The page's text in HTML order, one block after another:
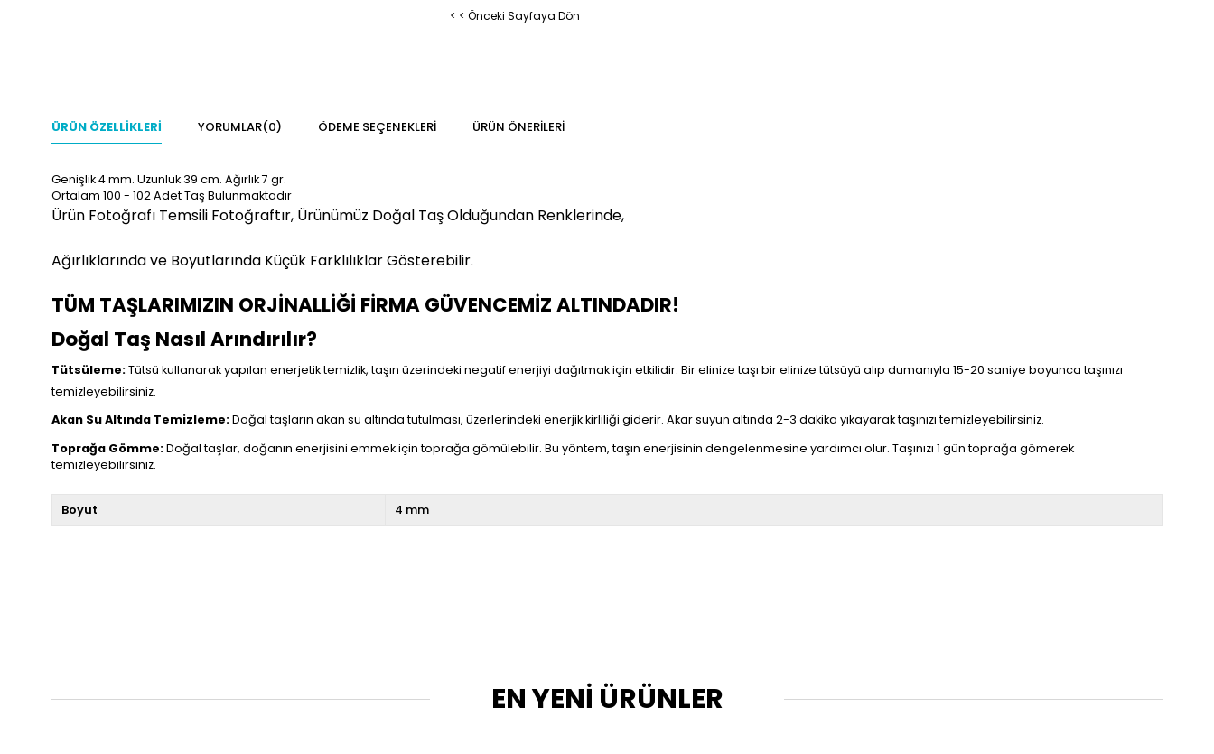
< < Önceki Sayfaya Dön
ÜRÜN ÖZELLIKLERI YORUMLAR(0) ÖDEME SEÇENEKLERI ÜRÜN ÖNERILERI
Genişlik 4 mm. Uzunluk 39 cm. Ağırlık 7 gr.
Ortalam 100 - 102 Adet Taş Bulunmaktadır
Ürün Fotoğrafı Temsili Fotoğraftır, Ürünümüz Doğal Taş Olduğundan Renklerinde,
Ağırlıklarında ve Boyutlarında Küçük Farklılıklar Gösterebilir.
TÜM TAŞLARIMIZIN ORJİNALLİĞİ FİRMA GÜVENCEMİZ ALTINDADIR!
Doğal Taş Nasıl Arındırılır?
Tütsüleme:Tütsü kullanarak yapılan enerjetik temizlik, taşın üzerindeki negatif enerjiyi dağıtmak için etkilidir. Bir elinize taşı bir elinize tütsüyü alıp dumanıyla 15-20 saniye boyunca taşınızı
temizleyebilirsiniz.
Akan Su Altında Temizleme:Doğal taşların akan su altında tutulması, üzerlerindeki enerjik kirliliği giderir. Akar suyun altında 2-3 dakika yıkayarak taşınızı temizleyebilirsiniz.
Toprağa Gömme:Doğal taşlar, doğanın enerjisini emmek için toprağa gömülebilir. Bu yöntem, taşın enerjisinin dengelenmesine yardımcı olur. Taşınızı 1 gün toprağa gömerek
temizleyebilirsiniz.
Boyut 4 mm
EN YENİ ÜRÜNLER